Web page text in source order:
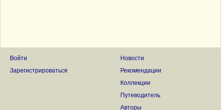
Войти
Зарегистрироваться
Новости
Рекомендации
Коллекции
Путеводитель
Авторы